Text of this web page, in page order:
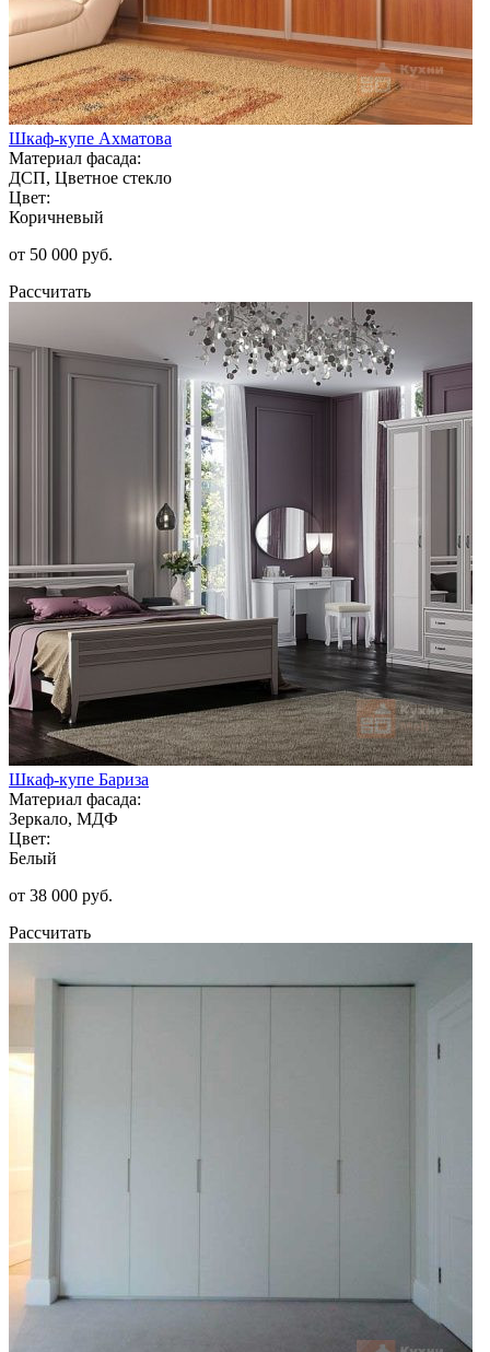
Шкаф-купе Ахматова
Материал фасада:
ДСП, Цветное стекло
Цвет:
Коричневый
от 50 000 руб.
Рассчитать
Шкаф-купе Бариза
Материал фасада:
Зеркало, МДФ
Цвет:
Белый
от 38 000 руб.
Рассчитать